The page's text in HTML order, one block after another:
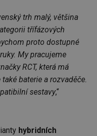
trh malý, většina
třífázových
proto dostupné
My pracujeme
RCT, která má
baterie a rozvaděče.
sestavy,“
hybridních